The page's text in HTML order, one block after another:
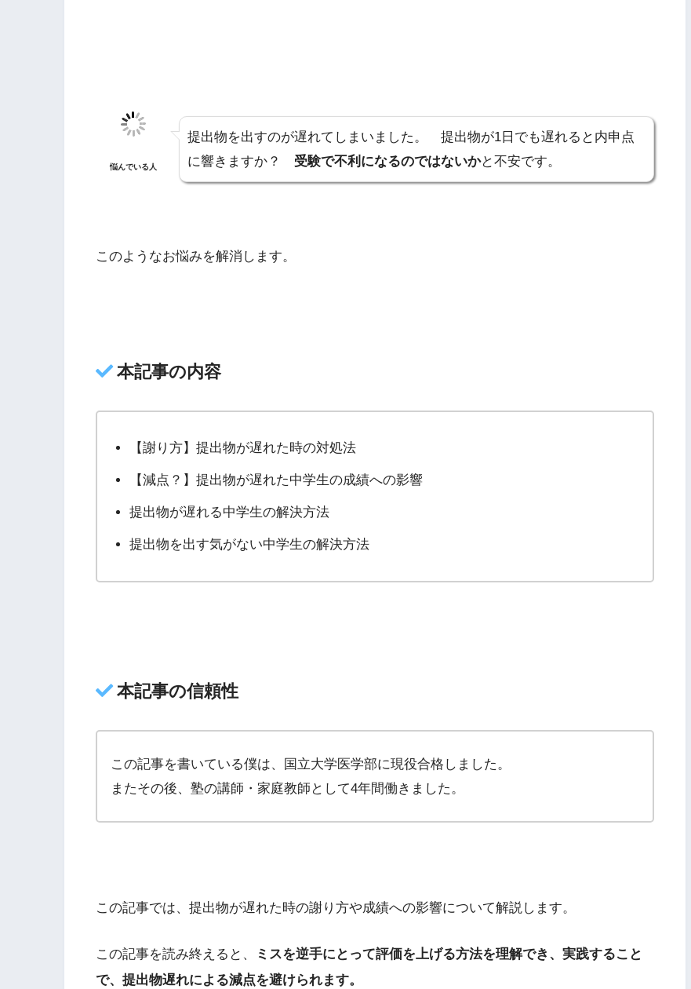
悩んでいる人
提出物を出すのが遅れてしまいました。 提出物が1日でも遅れると内申点
に響きますか？ 受験で不利になるのではないかと不安です。
このようなお悩みを解消します。
本記事の内容
【謝り方】提出物が遅れた時の対処法
【減点？】提出物が遅れた中学生の成績への影響
提出物が遅れる中学生の解決方法
提出物を出す気がない中学生の解決方法
本記事の信頼性
この記事を書いている僕は、国立大学医学部に現役合格しました。
またその後、塾の講師・家庭教師として4年間働きました。
この記事では、提出物が遅れた時の謝り方や成績への影響について解説します。
この記事を読み終えると、
ミスを逆手にとって評価を上げる方法を理解でき、実践すること
で、提出物遅れによる減点を避けられます。